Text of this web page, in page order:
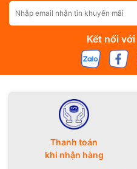
Kết nối
Thanh toán
khi nhận hàng